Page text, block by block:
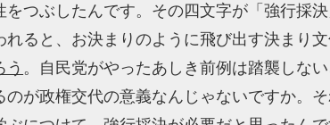
をつぶしたんです。その四文字が「強行採
ると、お決まりのように飛び出す決まり文
う 。自民党がやったあしき前例は踏襲しな
のが政権交代の意義なんじゃないですか。